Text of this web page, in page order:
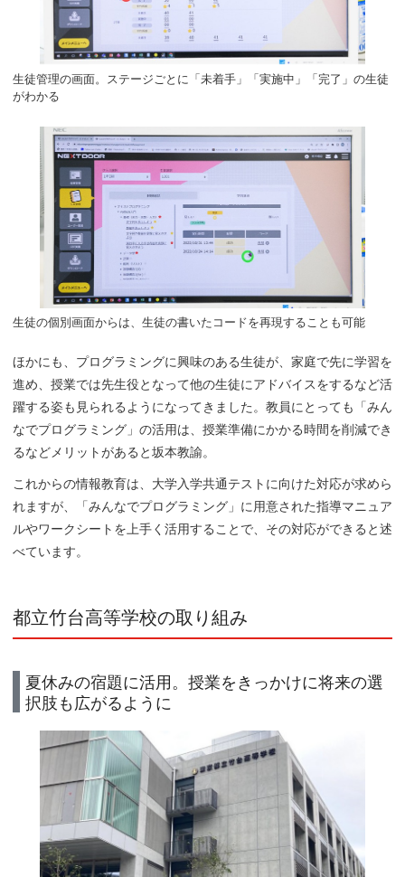
生徒管理の画面。ステージごとに「未着手」「実施中」「完了」の生徒
がわかる
生徒の個別画面からは、生徒の書いたコードを再現することも可能
ほかにも、プログラミングに興味のある生徒が、家庭で先に学習を
進め、授業では先生役となって他の生徒にアドバイスをするなど活
躍する姿も見られるようになってきました。教員にとっても「みん
なでプログラミング」の活用は、授業準備にかかる時間を削減でき
るなどメリットがあると坂本教諭。
これからの情報教育は、大学入学共通テストに向けた対応が求めら
れますが、「みんなでプログラミング」に用意された指導マニュア
ルやワークシートを上手く活用することで、その対応ができると述
べています。
都立竹台高等学校の取り組み
夏休みの宿題に活用。授業をきっかけに将来の選
択肢も広がるように